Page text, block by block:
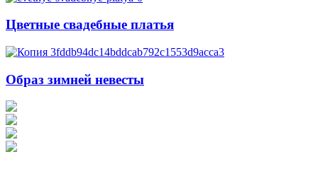
Цветные свадебные платья
Образ зимней невесты